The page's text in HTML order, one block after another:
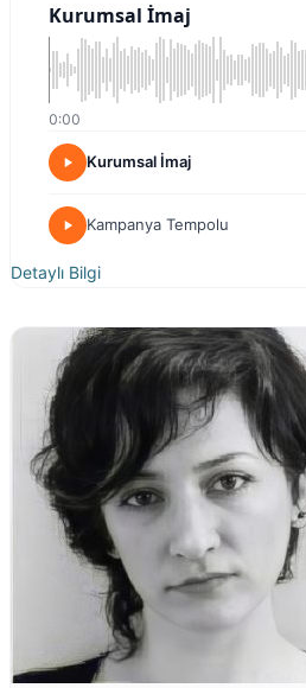
Kurumsal İmaj
0:00
Kurumsal İmaj
Kampanya Tempolu
Detaylı Bilgi